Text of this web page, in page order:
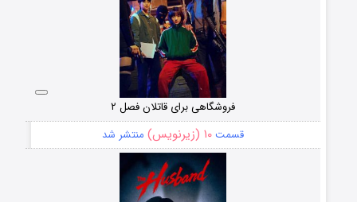
فروشگاهی برای قاتلان فصل ۲
قسمت۱۰ (زیرنویس) منتشر شد